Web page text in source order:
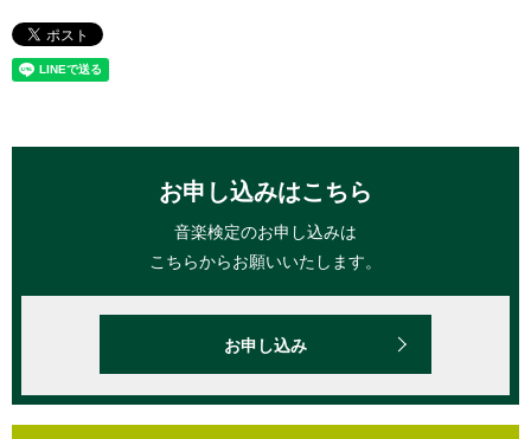
お申し込みはこちら
音楽検定のお申し込みは
こちらからお願いいたします。
お申し込み